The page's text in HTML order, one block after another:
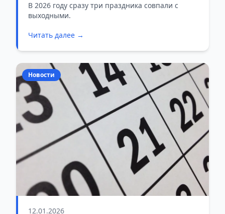
выходных
В 2026 году сразу три праздника совпали с
выходными.
Читать далее →
Новости
12.01.2026